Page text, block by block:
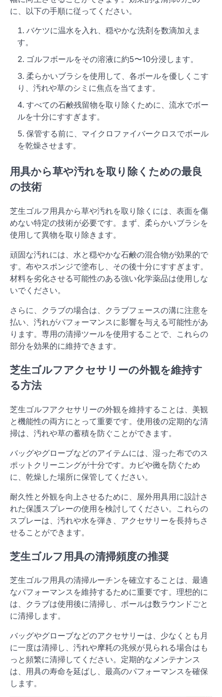
に、以下の手順に従ってください。
バケツに温水を入れ、穏やかな洗剤を数滴加えま
す。
ゴルフボールをその溶液に約5〜10分浸します。
柔らかいブラシを使用して、各ボールを優しくこす
り、汚れや草のシミに焦点を当てます。
すべての石鹸残留物を取り除くために、流水でボー
ルを十分にすすぎます。
保管する前に、マイクロファイバークロスでボール
を乾燥させます。
用具から草や汚れを取り除くための最良
の技術
芝生ゴルフ用具から草や汚れを取り除くには、表面を傷
めない特定の技術が必要です。まず、柔らかいブラシを
使用して異物を取り除きます。
頑固な汚れには、水と穏やかな石鹸の混合物が効果的で
す。布やスポンジで塗布し、その後十分にすすぎます。
材料を劣化させる可能性のある強い化学薬品は使用しな
いでください。
さらに、クラブの場合は、クラブフェースの溝に注意を
払い、汚れがパフォーマンスに影響を与える可能性があ
ります。専用の清掃ツールを使用することで、これらの
部分を効果的に維持できます。
芝生ゴルフアクセサリーの外観を維持す
る方法
芝生ゴルフアクセサリーの外観を維持することは、美観
と機能性の両方にとって重要です。使用後の定期的な清
掃は、汚れや草の蓄積を防ぐことができます。
バッグやグローブなどのアイテムには、湿った布でのス
ポットクリーニングが十分です。カビや黴を防ぐため
に、乾燥した場所に保管してください。
耐久性と外観を向上させるために、屋外用具用に設計さ
れた保護スプレーの使用を検討してください。これらの
スプレーは、汚れや水を弾き、アクセサリーを長持ちさ
せることができます。
芝生ゴルフ用具の清掃頻度の推奨
芝生ゴルフ用具の清掃ルーチンを確立することは、最適
なパフォーマンスを維持するために重要です。理想的に
は、クラブは使用後に清掃し、ボールは数ラウンドごと
に清掃します。
バッグやグローブなどのアクセサリーは、少なくとも月
に一度は清掃し、汚れや摩耗の兆候が見られる場合はも
っと頻繁に清掃してください。定期的なメンテナンス
は、用具の寿命を延ばし、最高のパフォーマンスを確保
します。